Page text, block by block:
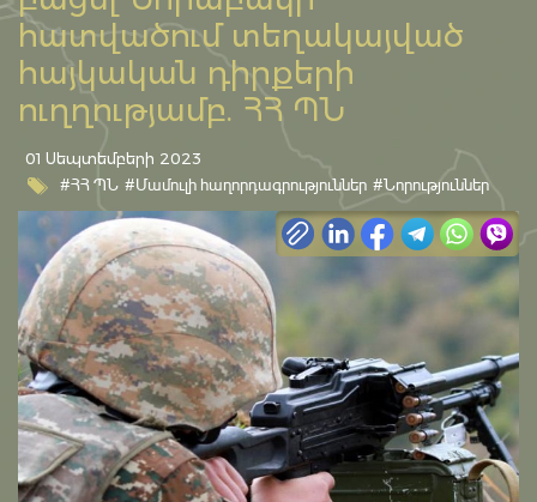
հատվածում տեղակայված
հայկական դիրքերի
ուղղությամբ. ՀՀ ՊՆ
01 Սեպտեմբերի 2023
#ՀՀ ՊՆ #Մամուլի հաղորդագրություններ #Նորություններ